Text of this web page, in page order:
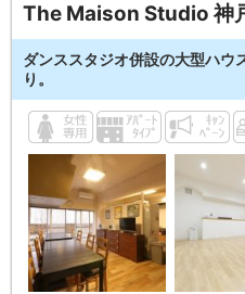
The Maison Studio 神
ダンススタジオ併設の大型ハウ
り。